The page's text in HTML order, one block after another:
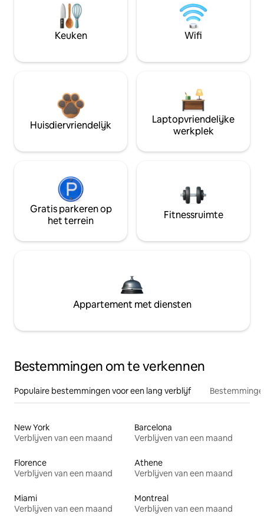
Keuken Wifi
Huisdiervriendelijk
Laptopvriendelijke
werkplek
Gratis parkeren op
het terrein
Fitnessruimte
Appartement met diensten
Bestemmingen om te verkennen
Populaire bestemmingen voor een lang verblijf
New York
Verblijven van een maand
Barcelona
Verblijven van een maand
Florence
Verblijven van een maand
Athene
Verblijven van een maand
Miami
Verblijven van een maand
Montreal
Verblijven van een maand